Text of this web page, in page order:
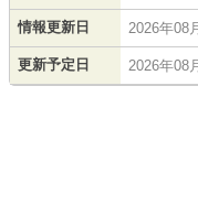
情報更新日 2026年08
更新予定日 2026年08